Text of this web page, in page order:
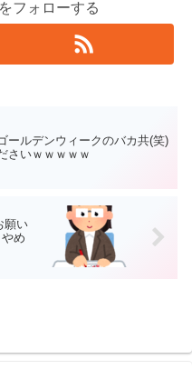
フォローする
ールデンウィークのバカ共(笑)
さいｗｗｗｗｗ
願い
め